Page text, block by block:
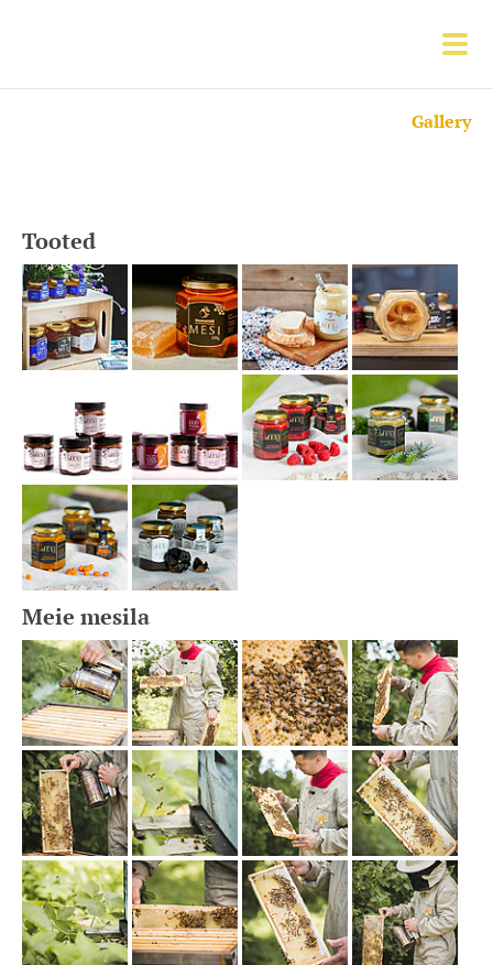
Gallery
Tooted
Meie mesila